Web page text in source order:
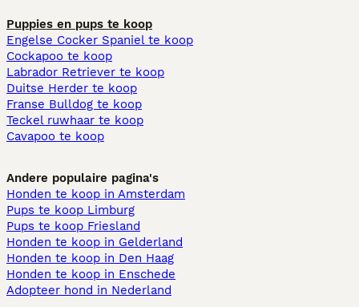
Puppies en pups te koop
Engelse Cocker Spaniel te koop
Cockapoo te koop
Labrador Retriever te koop
Duitse Herder te koop
Franse Bulldog te koop
Teckel ruwhaar te koop
Cavapoo te koop
Andere populaire pagina's
Honden te koop in Amsterdam
Pups te koop Limburg​
Pups te koop Friesland​
Honden te koop in Gelderland
Honden te koop in Den Haag
Honden te koop in Enschede
Adopteer hond in Nederland